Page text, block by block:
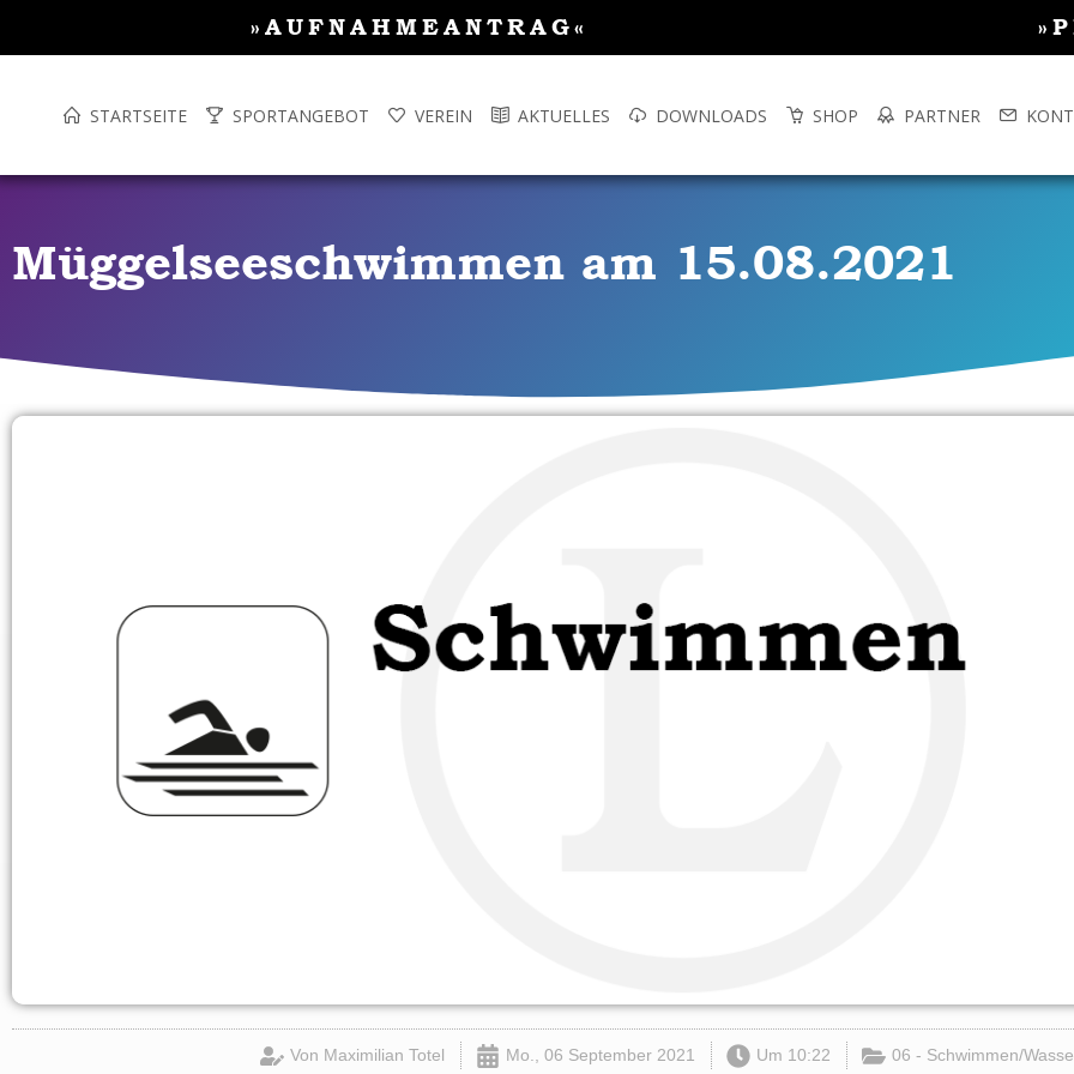
»AUFNAHMEANTRAG«
STARTSEITE SPORTANGEBOT VEREIN AKTUELLES DOWNLOADS SHOP PARTNER
Müggelseeschwimmen am 15.08.2021
Von Maximilian Totel Mo., 06 September 2021 Um 10:22 06 - Schwimmen/